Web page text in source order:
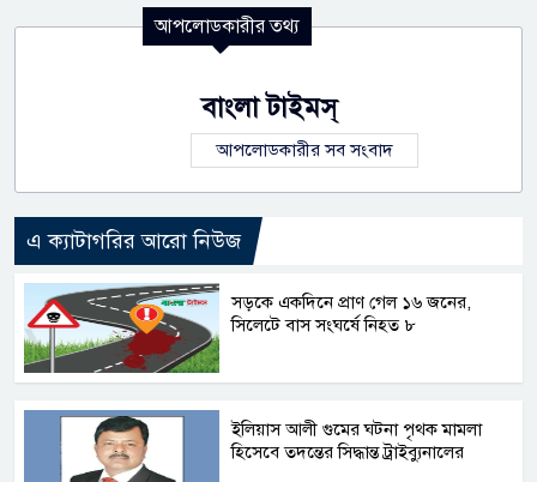
আপলোডকারীর তথ্য
বাংলা টাইমস্
আপলোডকারীর সব সংবাদ
এ ক্যাটাগরির আরো নিউজ
সড়কে একদিনে প্রাণ গেল ১৬ জনের,
সিলেটে বাস সংঘর্ষে নিহত ৮
ইলিয়াস আলী গুমের ঘটনা পৃথক মামলা
হিসেবে তদন্তের সিদ্ধান্ত ট্রাইব্যুনালের